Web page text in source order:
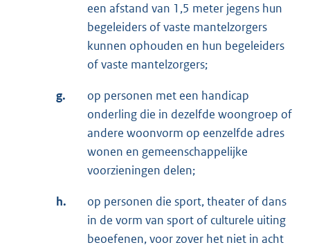
een afstand van 1,5 meter jegens hun
begeleiders of vaste mantelzorgers
kunnen ophouden en hun begeleiders
of vaste mantelzorgers;
g.
op personen met een handicap
onderling die in dezelfde woongroep of
andere woonvorm op eenzelfde adres
wonen en gemeenschappelijke
voorzieningen delen;
h.
op personen die sport, theater of dans
in de vorm van sport of culturele uiting
beoefenen, voor zover het niet in acht